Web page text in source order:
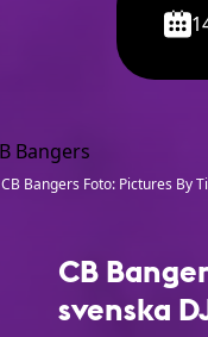
CB Bangers Foto: Pictures By
CB
svenska